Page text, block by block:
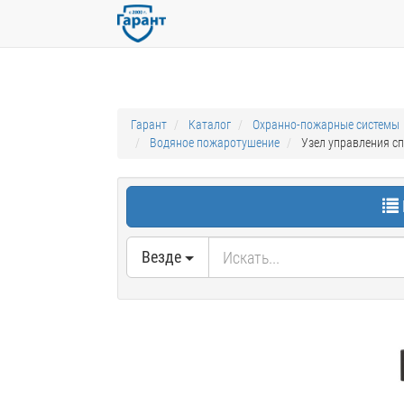
Гарант Каталог
Охранно-пожарные системы
Водяное пожаротушение
Узел управления
Везде